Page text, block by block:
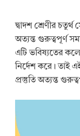
দ্বাদশ শ্রেণীর চতুর্থ
অত্যন্ত গুরুত্বপূর্ণ
এটি ভবিষ্যতের
নির্দেশ করে। তাই
প্রস্তুতি অত্যন্ত